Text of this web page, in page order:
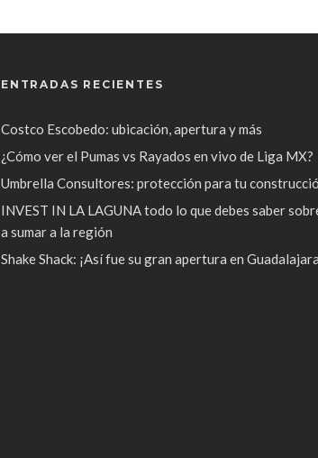
ENTRADAS RECIENTES
Costco Escobedo: ubicación, apertura y más
¿Cómo ver el Pumas vs Rayados en vivo de Liga MX?
Umbrella Consultores: protección para tu
INVEST IN LA LAGUNA todo lo que debes saber
a sumar a la región
Shake Shack: ¡Así fue su gran apertura en